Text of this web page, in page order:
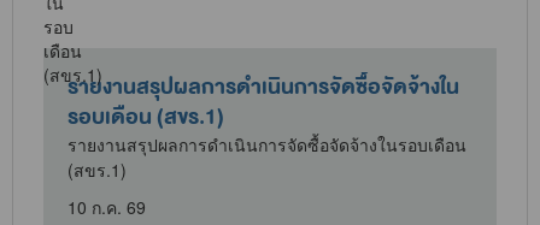
รายงานสรุปผลการดำเนินการจัดซื้อจัดจ้างใน
รอบเดือน (สขร.1)
รายงานสรุปผลการดำเนินการจัดซื้อจัดจ้างในรอบเดือน
(สขร.1)
10 ก.ค. 69